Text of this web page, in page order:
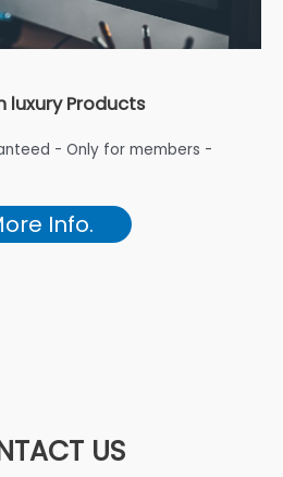
luxury Products
- Only for members -
Info.
US